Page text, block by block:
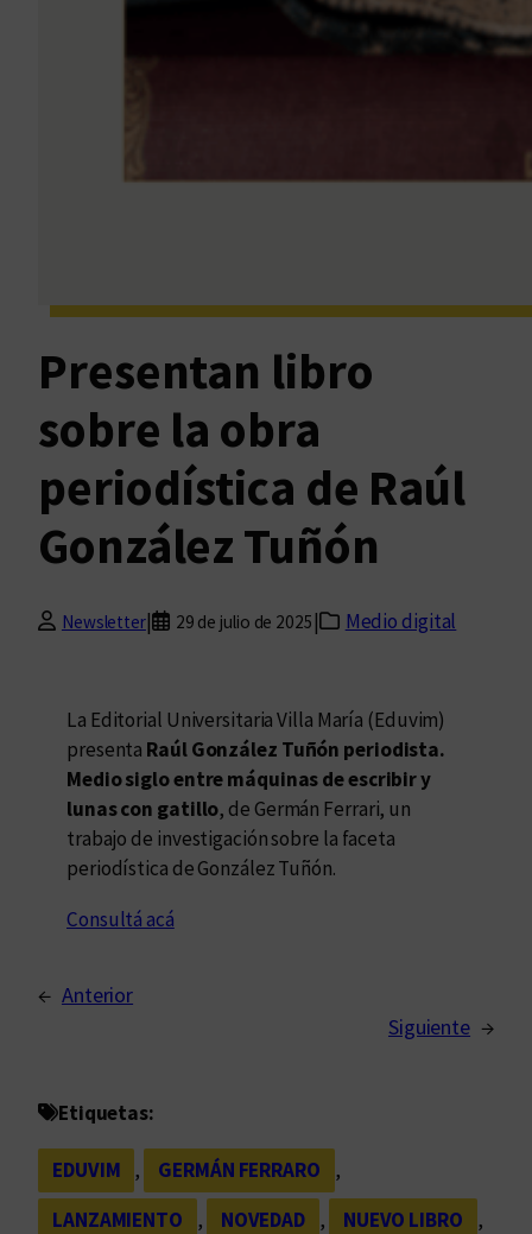
Presentan libro
sobre la obra
periodística de Raúl
González Tuñón
Newsletter| 29 de julio de 2025 | Medio digital
La Editorial Universitaria Villa María (Eduvim)
presenta Raúl González Tuñón periodista.
Medio siglo entre máquinas de escribir y
lunas con gatillo, de Germán Ferrari, un
trabajo de investigación sobre la faceta
periodística de González Tuñón.
Consultá acá
← Anterior
Siguiente →
Etiquetas:
EDUVIM , GERMÁN FERRARO
,
LANZAMIENTO
, NOVEDAD , NUEVO LIBRO
,